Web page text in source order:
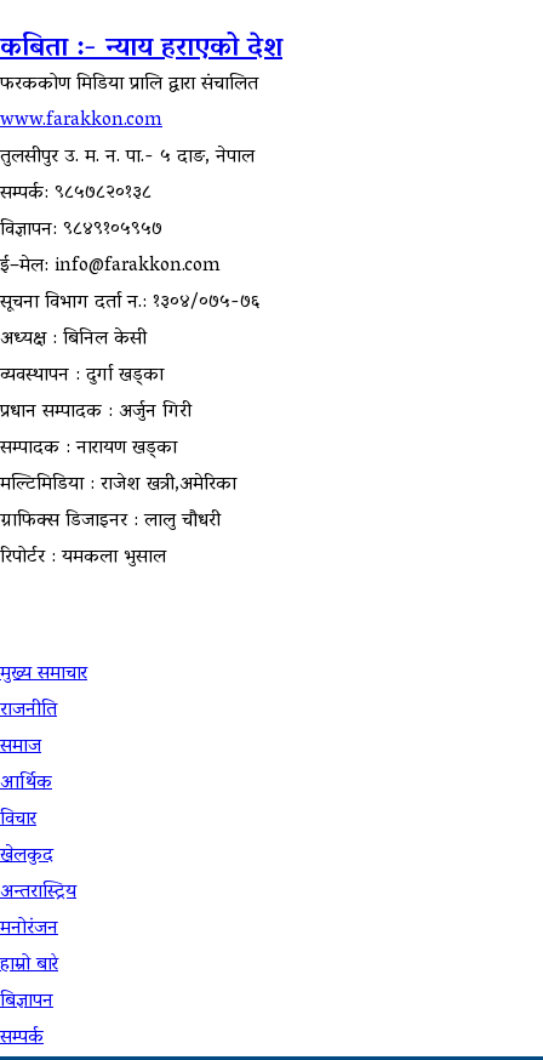
कबिता :- न्याय हराएको देश
फरककोण मिडिया प्रालि द्वारा संचालित
www.farakkon.com
तुलसीपुर उ. म. न. पा.- ५ दाङ, नेपाल
सम्पर्क: ९८५७८२०१३८
विज्ञापन: ९८४९१०५९५७
ई–मेल: info@farakkon.com
सूचना विभाग दर्ता न.: १३०४/०७५-७६
अध्यक्ष : बिनिल केसी
व्यवस्थापन : दुर्गा खड्का
प्रधान सम्पादक : अर्जुन गिरी
सम्पादक : नारायण खड्का
मल्टिमिडिया : राजेश खत्री,अमेरिका
ग्राफिक्स डिजाइनर : लालु चौधरी
रिपोर्टर : यमकला भुसाल
मुख्य समाचार
राजनीति
समाज
आर्थिक
विचार
खेलकुद
अन्तरास्ट्रिय
मनोरंजन
हाम्रो बारे
बिज्ञापन
सम्पर्क